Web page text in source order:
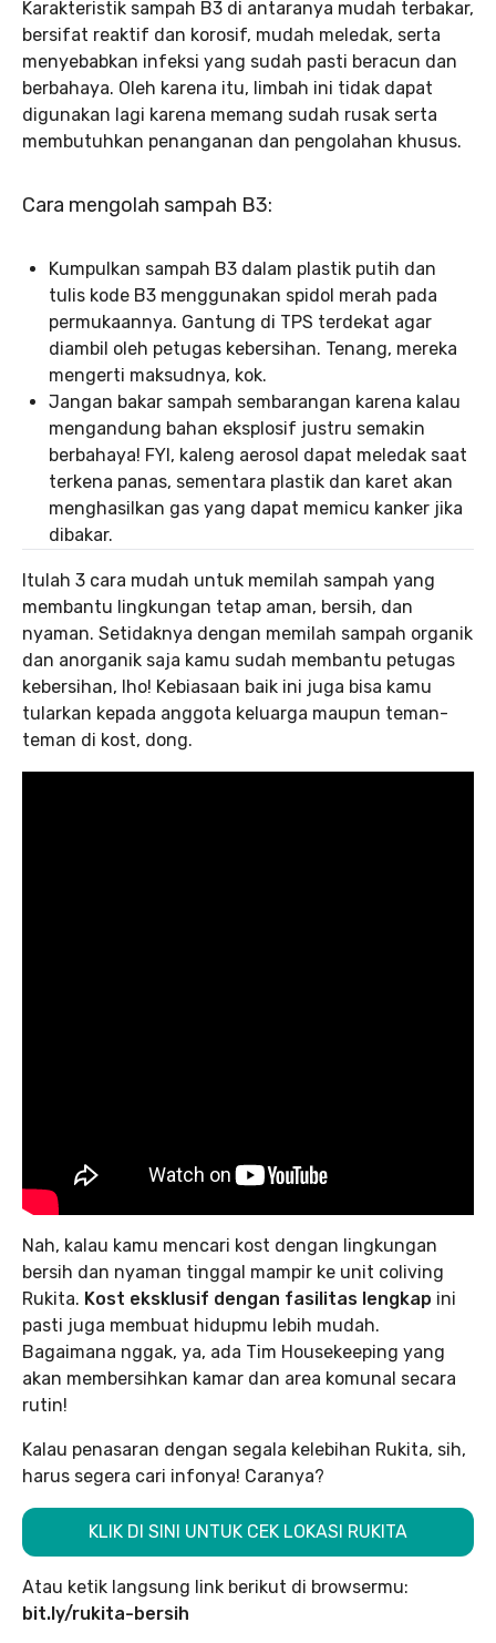
Karakteristik sampah B3 di antaranya mudah terbakar,
bersifat reaktif dan korosif, mudah meledak, serta
menyebabkan infeksi yang sudah pasti beracun dan
berbahaya. Oleh karena itu, limbah ini tidak dapat
digunakan lagi karena memang sudah rusak serta
membutuhkan penanganan dan pengolahan khusus.
Cara mengolah sampah B3:
Kumpulkan sampah B3 dalam plastik putih dan
tulis kode B3 menggunakan spidol merah pada
permukaannya. Gantung di TPS terdekat agar
diambil oleh petugas kebersihan. Tenang, mereka
mengerti maksudnya, kok.
Jangan bakar sampah sembarangan karena kalau
mengandung bahan eksplosif justru semakin
berbahaya! FYI, kaleng aerosol dapat meledak saat
terkena panas, sementara plastik dan karet akan
menghasilkan gas yang dapat memicu kanker jika
dibakar.
Itulah 3 cara mudah untuk memilah sampah yang
membantu lingkungan tetap aman, bersih, dan
nyaman. Setidaknya dengan memilah sampah organik
dan anorganik saja kamu sudah membantu petugas
kebersihan, lho! Kebiasaan baik ini juga bisa kamu
tularkan kepada anggota keluarga maupun teman-
teman di kost, dong.
Nah, kalau kamu mencari kost dengan lingkungan
bersih dan nyaman tinggal mampir ke unit coliving
Rukita. Kost eksklusif dengan fasilitas lengkap ini
pasti juga membuat hidupmu lebih mudah.
Bagaimana nggak, ya, ada Tim Housekeeping yang
akan membersihkan kamar dan area komunal secara
rutin!
Kalau penasaran dengan segala kelebihan Rukita, sih,
harus segera cari infonya! Caranya?
KLIK DI SINI UNTUK CEK LOKASI RUKITA
Atau ketik langsung link berikut di browsermu:
bit.ly/rukita-bersih